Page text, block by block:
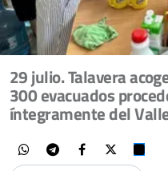
29 julio. Talavera
300 evacuados
íntegramente del